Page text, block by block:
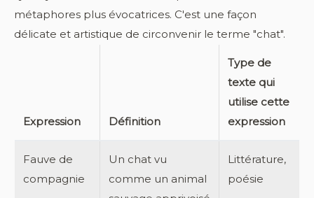
métaphores plus évocatrices. C'est une façon
délicate et artistique de circonvenir le terme "chat".
Expression Définition
Type de
texte qui
utilise cette
expression
Fauve de
compagnie
Un chat vu
comme un animal
Littérature,
poésie